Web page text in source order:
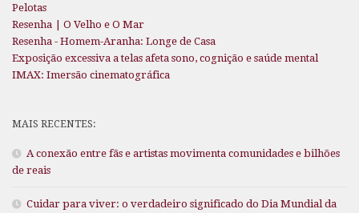
Pelotas
Resenha | O Velho e O Mar
Resenha - Homem-Aranha: Longe de Casa
Exposição excessiva a telas afeta sono, cognição e saúde mental
IMAX: Imersão cinematográfica
MAIS RECENTES:
A conexão entre fãs e artistas movimenta comunidades e bilhões
de reais
Cuidar para viver: o verdadeiro significado do Dia Mundial da